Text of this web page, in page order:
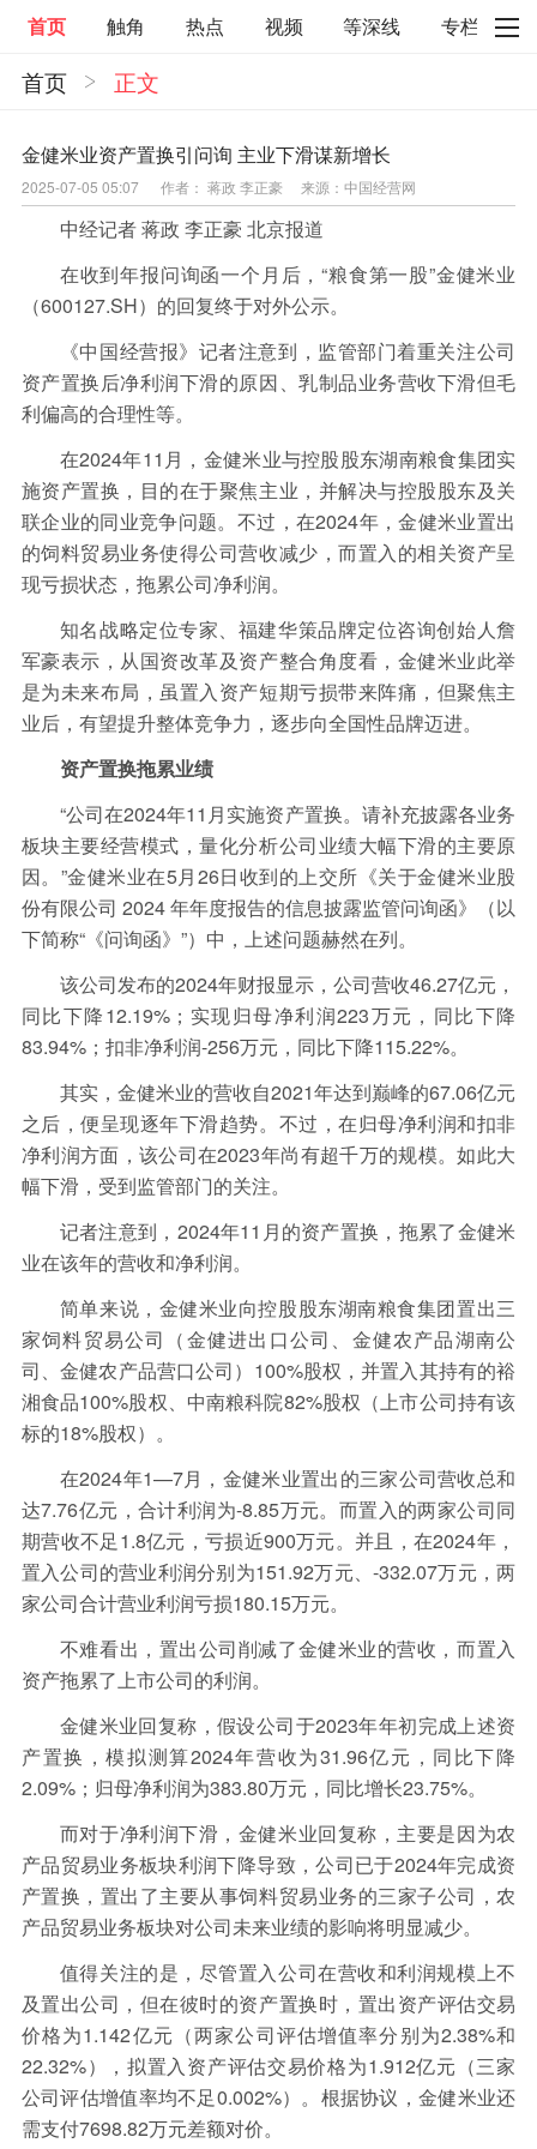
首页 触角 热点 视频 等深线 专栏
直观 见智财经
辉常道
荀瓜问道 商学院
报纸视频
企业面面观
太空星愿航天资讯
经济史话
照理生活
贝果观点
照理说事
等深线精选
宏观经济 事件
要闻
区域经济
科技 汽车
房地产建材
能源化工
家电家居 航旅交运
案例
理财
资本市场 资管
信托交易
保险
金融市场 智库
新域实验室
今日快评
我们来补课
与老板对话
家族企业
品牌活动
金融科技
数据要素 城投
党建
首页 正文
金健米业资产置换引问询 主业下滑谋新增长
2025-07-05 05:07 作者： 蒋政 李正豪 来源：中国经营网
中经记者 蒋政 李正豪 北京报道
在收到年报问询函一个月后，“粮食第一股”金健米业
（600127.SH）的回复终于对外公示。
《中国经营报》记者注意到，监管部门着重关注公司
资产置换后净利润下滑的原因、乳制品业务营收下滑但毛
利偏高的合理性等。
在2024年11月，金健米业与控股股东湖南粮食集团实
施资产置换，目的在于聚焦主业，并解决与控股股东及关
联企业的同业竞争问题。不过，在2024年，金健米业置出
的饲料贸易业务使得公司营收减少，而置入的相关资产呈
现亏损状态，拖累公司净利润。
知名战略定位专家、福建华策品牌定位咨询创始人詹
军豪表示，从国资改革及资产整合角度看，金健米业此举
是为未来布局，虽置入资产短期亏损带来阵痛，但聚焦主
业后，有望提升整体竞争力，逐步向全国性品牌迈进。
资产置换拖累业绩
“公司在2024年11月实施资产置换。请补充披露各业务
板块主要经营模式，量化分析公司业绩大幅下滑的主要原
因。”金健米业在5月26日收到的上交所《关于金健米业股
份有限公司 2024 年年度报告的信息披露监管问询函》（以
下简称“《问询函》”）中，上述问题赫然在列。
该公司发布的2024年财报显示，公司营收46.27亿元，
同比下降12.19%；实现归母净利润223万元，同比下降
83.94%；扣非净利润-256万元，同比下降115.22%。
其实，金健米业的营收自2021年达到巅峰的67.06亿元
之后，便呈现逐年下滑趋势。不过，在归母净利润和扣非
净利润方面，该公司在2023年尚有超千万的规模。如此大
幅下滑，受到监管部门的关注。
记者注意到，2024年11月的资产置换，拖累了金健米
业在该年的营收和净利润。
简单来说，金健米业向控股股东湖南粮食集团置出三
家饲料贸易公司（金健进出口公司、金健农产品湖南公
司、金健农产品营口公司）100%股权，并置入其持有的裕
湘食品100%股权、中南粮科院82%股权（上市公司持有该
标的18%股权）。
在2024年1—7月，金健米业置出的三家公司营收总和
达7.76亿元，合计利润为-8.85万元。而置入的两家公司同
期营收不足1.8亿元，亏损近900万元。并且，在2024年，
置入公司的营业利润分别为151.92万元、-332.07万元，两
家公司合计营业利润亏损180.15万元。
不难看出，置出公司削减了金健米业的营收，而置入
资产拖累了上市公司的利润。
金健米业回复称，假设公司于2023年年初完成上述资
产置换，模拟测算2024年营收为31.96亿元，同比下降
2.09%；归母净利润为383.80万元，同比增长23.75%。
而对于净利润下滑，金健米业回复称，主要是因为农
产品贸易业务板块利润下降导致，公司已于2024年完成资
产置换，置出了主要从事饲料贸易业务的三家子公司，农
产品贸易业务板块对公司未来业绩的影响将明显减少。
值得关注的是，尽管置入公司在营收和利润规模上不
及置出公司，但在彼时的资产置换时，置出资产评估交易
价格为1.142亿元（两家公司评估增值率分别为2.38%和
22.32%），拟置入资产评估交易价格为1.912亿元（三家
公司评估增值率均不足0.002%）。根据协议，金健米业还
需支付7698.82万元差额对价。